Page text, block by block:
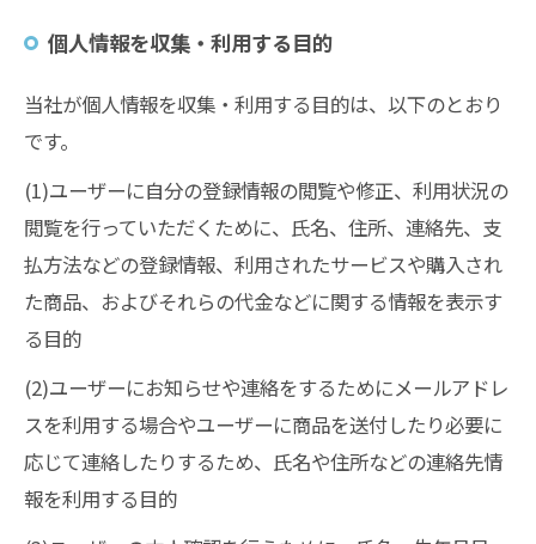
個人情報を収集・利用する目的
当社が個人情報を収集・利用する目的は、以下のとおり
です。
(1)ユーザーに自分の登録情報の閲覧や修正、利用状況の
閲覧を行っていただくために、氏名、住所、連絡先、支
払方法などの登録情報、利用されたサービスや購入され
た商品、およびそれらの代金などに関する情報を表示す
る目的
(2)ユーザーにお知らせや連絡をするためにメールアドレ
スを利用する場合やユーザーに商品を送付したり必要に
応じて連絡したりするため、氏名や住所などの連絡先情
報を利用する目的